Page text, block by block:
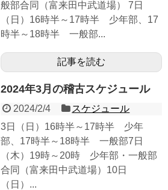
般部合同（富来田中武道場） 7日
（日）16時半～17時半 少年部、17
時半～18時半 一般部...
記事を読む
2024年3月の稽古スケジュール
2024/2/4
スケジュール
3日（日）16時半～17時半 少年
部、17時半～18時半 一般部7日
（木）19時～20時 少年部・一般部
合同（富来田中武道場）10日
（日）...